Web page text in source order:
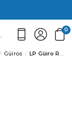
0
Güiros LP Güiro Rascador para güiros LP304 LP305